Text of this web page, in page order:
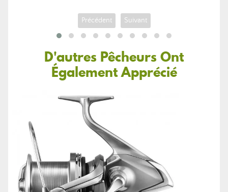
Précédent Suivant
D'autres Pêcheurs Ont
Également Apprécié